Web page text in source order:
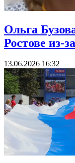
Ольга
Ростове из-
13.06.2026 16:32